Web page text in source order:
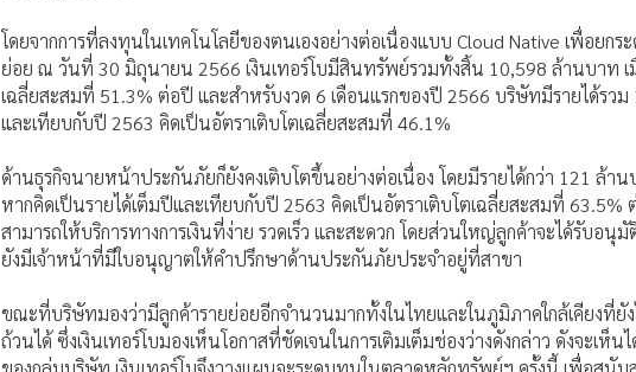
โดยจากการที่ลงทุนในเทคโนโลยีของตนเองอย่างต่อเนื่องแบบ Cloud Native เพื่อยกร
ย่อย ณ วันที่ 30 มิถุนายน 2566 เงินเทอร์โบมีสินทรัพย์รวมทั้งสิ้น 10,598 ล้านบาท เ
เฉลี่ยสะสมที่ 51.3% ต่อปี และสำหรับงวด 6 เดือนแรกของปี 2566 บริษัทมีรายได้รว
และเทียบกับปี 2563 คิดเป็นอัตราเติบโตเฉลี่ยสะสมที่ 46.1%
ด้านธุรกิจนายหน้าประกันภัยก็ยังคงเติบโตขึ้นอย่างต่อเนื่อง โดยมีรายได้กว่า 121 ล้า
หากคิดเป็นรายได้เต็มปีและเทียบกับปี 2563 คิดเป็นอัตราเติบโตเฉลี่ยสะสมที่ 63.5%
สามารถให้บริการทางการเงินที่ง่าย รวดเร็ว และสะดวก โดยส่วนใหญ่ลูกค้าจะได้รับอนุ
ยังมีเจ้าหน้าที่มีใบอนุญาตให้คำปรึกษาด้านประกันภัยประจำอยู่ที่สาขา
ขณะที่บริษัทมองว่ามีลูกค้ารายย่อยอีกจำนวนมากทั้งในไทยและในภูมิภาคใกล้เคียงที่ยัง
ถ้วนได้ ซึ่งเงินเทอร์โบมองเห็นโอกาสที่ชัดเจนในการเติมเต็มช่องว่างดังกล่าว ดังจะเห็